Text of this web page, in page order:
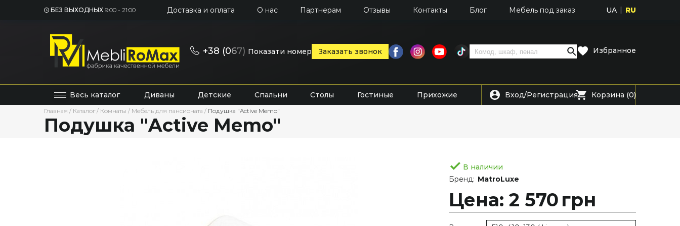
БЕЗ ВЫХОДНЫХ 9:00 - 21:00 Доставка и оплата О нас Партнерам Отзывы Контакты Блог Мебель под заказ UA RU
+38 (067) Показати номер Заказать звонок Избранное
Весь каталог Диваны Детские Спальни Столы Гостиные Прихожие Вход/Регистрация Корзина (0)
Главная / Каталог / Комнаты / Мебель для пансионата / Подушка "Active Memo"
Подушка "Active Memo"
В наличии
Бренд: MatroLuxe
Цена: 2 570 грн